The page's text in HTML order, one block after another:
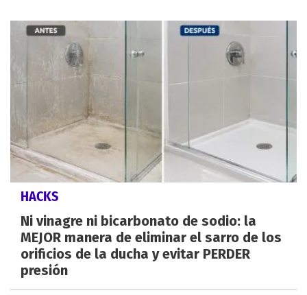
HACKS
Ni vinagre ni bicarbonato de sodio: la
MEJOR manera de eliminar el sarro de los
orificios de la ducha y evitar PERDER
presión